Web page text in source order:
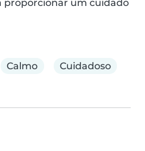
proporcionar um cuidado
Calmo Cuidadoso